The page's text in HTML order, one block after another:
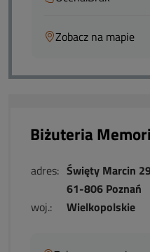
Zobacz na mapie
Biżuteria
adres: Święty Marcin
61-806 Poznań
woj.:
Wielkopolskie